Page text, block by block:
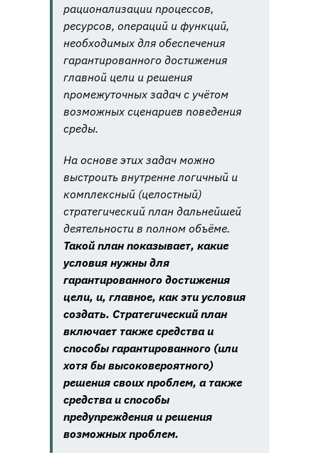
рационализации процессов,
ресурсов, операций и функций,
необходимых для обеспечения
гарантированного достижения
главной цели и решения
промежуточных задач с учётом
возможных сценариев поведения
среды.
На основе этих задач можно
выстроить внутренне логичный и
комплексный (целостный)
стратегический план дальнейшей
деятельности в полном объёме.
Такой план показывает, какие
условия нужны для
гарантированного достижения
цели, и, главное, как эти условия
создать. Стратегический план
включает также средства и
способы гарантированного (или
хотя бы высоковероятного)
решения своих проблем, а также
средства и способы
предупреждения и решения
возможных проблем.